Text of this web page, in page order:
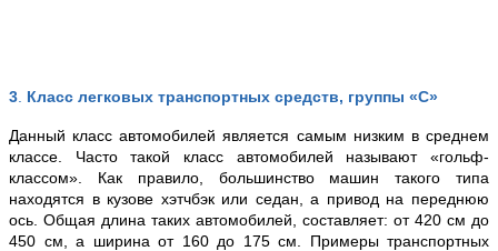
3 Класс легковых транспортных средств, группы «C»
Данный класс автомобилей является самым низким в среднем
классе. Часто такой класс автомобилей называют «гольф-
классом». Как правило, большинство машин такого типа
находятся в кузове хэтчбэк или седан, а привод на переднюю
ось. Общая длина таких автомобилей, составляет: от 420 см до
450 см, а ширина от 160 до 175 см. Примеры транспортных